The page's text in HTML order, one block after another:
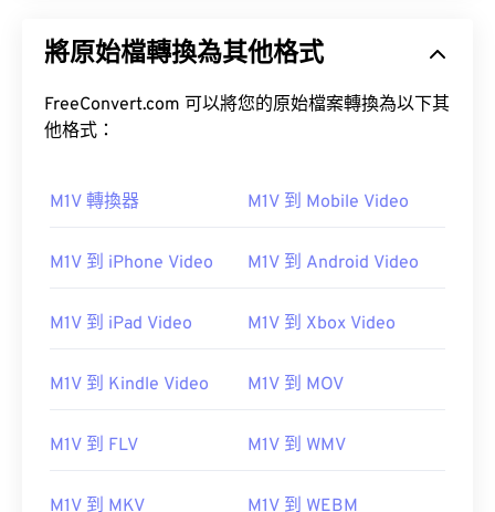
將原始檔轉換為其他格式
FreeConvert.com 可以將您的原始檔案轉換為以下其
他格式：
M1V 轉換器 M1V 到 Mobile Video
M1V 到 iPhone Video M1V 到 Android Video
M1V 到 iPad Video M1V 到 Xbox Video
M1V 到 Kindle Video M1V 到 MOV
M1V 到 FLV M1V 到 WMV
M1V 到 MKV M1V 到 WEBM